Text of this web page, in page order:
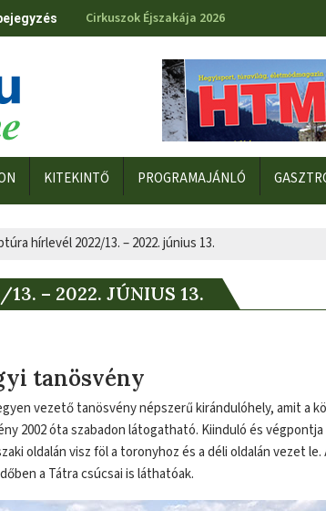
Cirkuszok Éjszakája 2026
KITEKINTŐ PROGRAMAJÁNLÓ
hírlevél 2022/13. – 2022. június 13.
– 2022. JÚNIUS 13.
tanösvény
vezető tanösvény népszerű kirándulóhely, amit a
2002 óta szabadon látogatható. Kiinduló és végpontja
oldalán visz föl a toronyhoz és a déli oldalán vezet
a Tátra csúcsai is láthatóak.